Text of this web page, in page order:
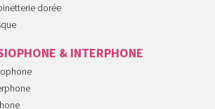
dorée
& INTERPHONE